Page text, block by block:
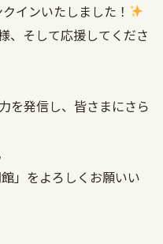
インいたしました！
、そして応援してくださ
を発信し、皆さまにさら
」をよろしくお願いい